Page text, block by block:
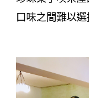
口味之間難以